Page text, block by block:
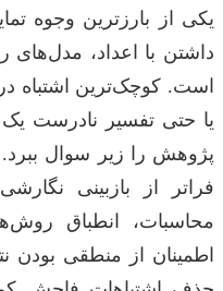
یکی از بارزترین وجوه
داشتن با اعداد، مدل‌های
است. کوچک‌ترین اشتباه
یا حتی تفسیر نادرست یک
پژوهش را زیر سوال
فراتر از بازبینی
محاسبات، انطباق
اطمینان از منطقی بودن